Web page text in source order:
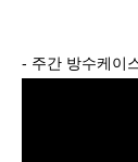
- 주간 방수케이